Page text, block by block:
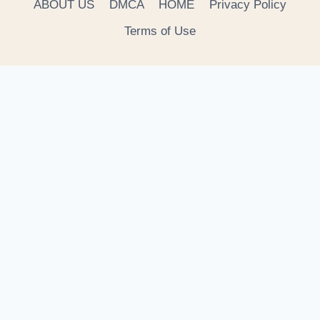
ABOUT US DMCA HOME
Privacy Policy
Terms of Use